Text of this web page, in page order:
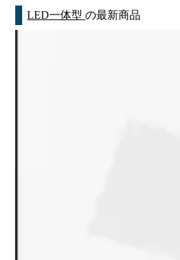
LED一体型の最新商品